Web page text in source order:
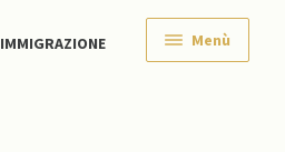
IMMIGRAZIONE Menù